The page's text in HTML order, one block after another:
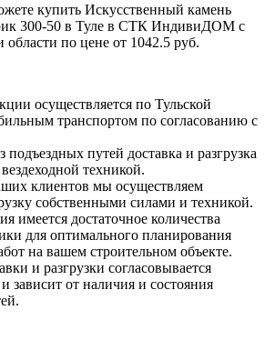
купить Искусственный камень
300-50 в Туле в СТК ИндивиДОМ с
области по цене от 1042.5 руб.
осуществляется по Тульской
транспортом по согласованию с
подъездных путей доставка и разгрузка
техникой.
клиентов мы осуществляем
собственными силами и техникой.
имеется достаточное количества
для оптимального планирования
на вашем строительном объекте.
и разгрузки согласовывается
зависит от наличия и состояния